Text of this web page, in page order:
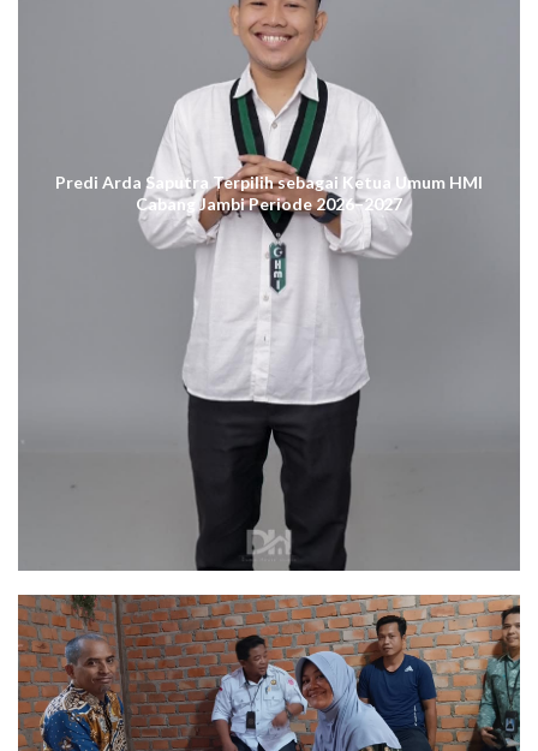
Predi Arda Saputra Terpilih sebagai Ketua Umum HMI
Cabang Jambi Periode 2026–2027